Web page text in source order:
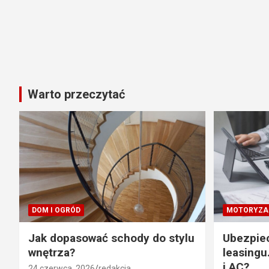
Warto przeczytać
DOM I OGRÓD
Jak dopasować schody do stylu
wnętrza?